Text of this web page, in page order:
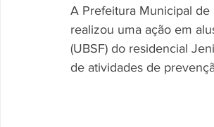
A Prefeitura Municipal de
realizou uma ação em
(UBSF) do residencial
de atividades de